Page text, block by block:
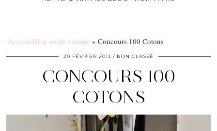
Accueil Blog mode vintage » Concours 100 Cotons
20 FÉVRIER 2013 NON CLASSÉ
CONCOURS 100
COTONS